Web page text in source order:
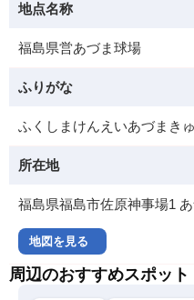
地点名称
福島県営あづま球場
ふりがな
ふくしまけんえいあづまき
所在地
福島県福島市佐原神事場1
地図を見る
周辺のおすすめスポット